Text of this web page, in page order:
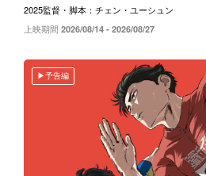
2025監督・脚本：チェン・ユーシュン
上映期間 2026/08/14 - 2026/08/27
予告編